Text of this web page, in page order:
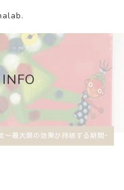
最大限の効果が持続する期間〜